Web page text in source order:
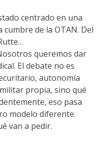
centrado en una
de la OTAN. Del
queremos dar
El debate no es
autonomía
propia, sino qué
eso pasa
modelo diferente.
van a pedir.